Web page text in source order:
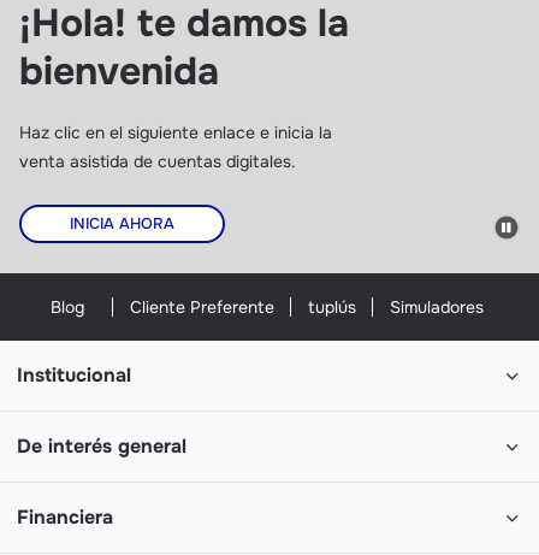
¡Hola! te damos la
bienvenida
Haz clic en el siguiente enlace e inicia la
venta asistida de cuentas digitales.
INICIA AHORA
Blog Cliente Preferente tuplús Simuladores
Institucional
De interés general
Financiera